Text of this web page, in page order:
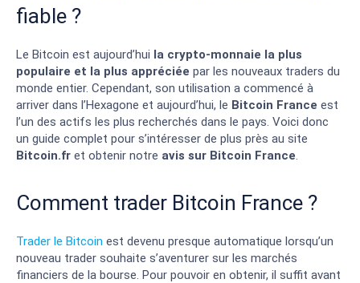
fiable ?
Le Bitcoin est aujourd’hui la crypto-monnaie la plus
populaire et la plus appréciée par les nouveaux traders du
monde entier. Cependant, son utilisation a commencé à
arriver dans l’Hexagone et aujourd’hui, le Bitcoin France est
l’un des actifs les plus recherchés dans le pays. Voici donc
un guide complet pour s’intéresser de plus près au site
Bitcoin.fr et obtenir notre avis sur Bitcoin France.
Comment trader Bitcoin France ?
Trader le Bitcoin est devenu presque automatique lorsqu’un
nouveau trader souhaite s’aventurer sur les marchés
financiers de la bourse. Pour pouvoir en obtenir, il suffit avant